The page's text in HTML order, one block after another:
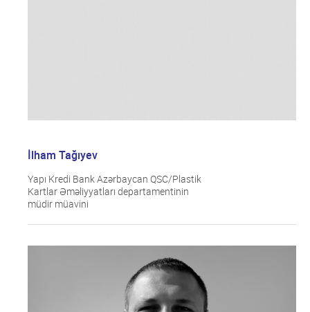
İlham Tağıyev
Yapı Kredi Bank Azərbaycan QSC/Plastik
Kartlar Əməliyyatları departamentinin
müdir müavini